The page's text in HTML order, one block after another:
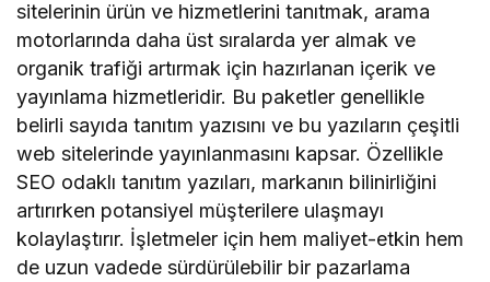
sitelerinin ürün ve hizmetlerini tanıtmak, arama
motorlarında daha üst sıralarda yer almak ve
organik trafiği artırmak için hazırlanan içerik ve
yayınlama hizmetleridir. Bu paketler genellikle
belirli sayıda tanıtım yazısını ve bu yazıların çeşitli
web sitelerinde yayınlanmasını kapsar. Özellikle
SEO odaklı tanıtım yazıları, markanın bilinirliğini
artırırken potansiyel müşterilere ulaşmayı
kolaylaştırır. İşletmeler için hem maliyet-etkin hem
de uzun vadede sürdürülebilir bir pazarlama